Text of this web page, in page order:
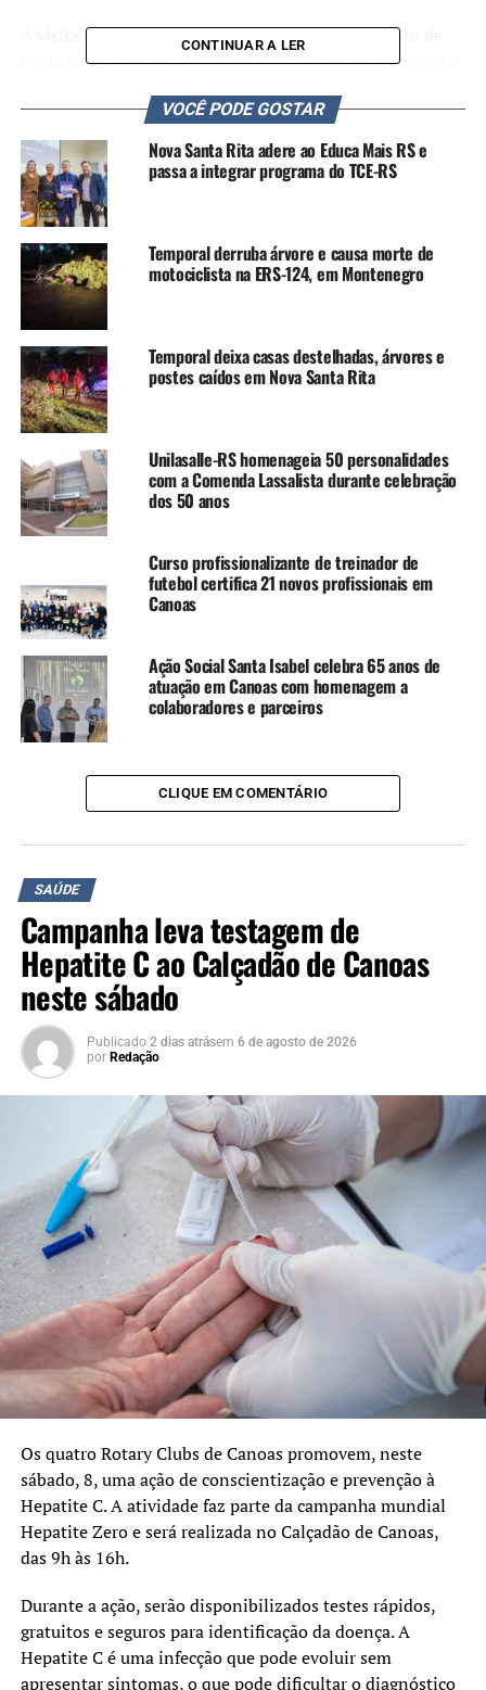
A visita destacou atrasos recorrentes no pagamento de
médicos que atuavam nas unidades. Muitos profissionais
em aberto sejam quitados. A Dotmed, anteriormente
responsável pela contratação de médicos pelo IBSaúde,
ainda não efetuou pagamentos referentes aos meses de
agosto e setembro, e alguns médicos aguardam valores de
junho.
Para completar as escalas, o IMAS precisou contratar
médicos de outros estados, principalmente de Santa
Catarina, e só conseguiu formar as equipes completas das
três unidades na segunda-feira, 27. O Simers solicitou
que o instituto mantenha diálogo com os profissionais e
garanta regularidade nos pagamentos.
TÓPICOS RELACIONADOS: CANOAS FEATURED
MÉDICOS
SIMERS
UPAS
A SEGUIR UP
Programa de Dignidade Menstrual distribui absorventes
gratuitos em Canoas
NÃO SE ESQUEÇA
Neurologista alerta para a importância da prevenção do
AVC no Sul do Brasil
CONTINUAR A LER
VOCÊ PODE GOSTAR
Nova Santa Rita adere ao Educa Mais RS e
passa a integrar programa do TCE-RS
Temporal derruba árvore e causa morte de
motociclista na ERS-124, em Montenegro
Temporal deixa casas destelhadas, árvores e
postes caídos em Nova Santa Rita
Unilasalle-RS homenageia 50 personalidades
com a Comenda Lassalista durante celebração
dos 50 anos
Curso profissionalizante de treinador de
futebol certifica 21 novos profissionais em
Canoas
Ação Social Santa Isabel celebra 65 anos de
atuação em Canoas com homenagem a
colaboradores e parceiros
CLIQUE EM COMENTÁRIO
SAÚDE
Campanha leva testagem de
Hepatite C ao Calçadão de Canoas
neste sábado
Publicado 2 dias atrásem 6 de agosto de 2026
por Redação
Os quatro Rotary Clubs de Canoas promovem, neste
sábado, 8, uma ação de conscientização e prevenção à
Hepatite C. A atividade faz parte da campanha mundial
Hepatite Zero e será realizada no Calçadão de Canoas,
das 9h às 16h.
Durante a ação, serão disponibilizados testes rápidos,
gratuitos e seguros para identificação da doença. A
Hepatite C é uma infecção que pode evoluir sem
apresentar sintomas, o que pode dificultar o diagnóstico